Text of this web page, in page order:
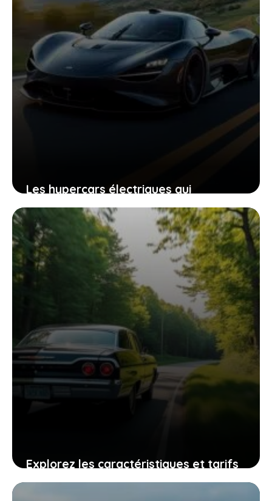
Les hypercars électriques qui
repoussent les limites entre
technologie et sensations fortes
2 mars 2026
Explorez les caractéristiques et tarifs
des Chevy Impala 4 door 1967 qui vous